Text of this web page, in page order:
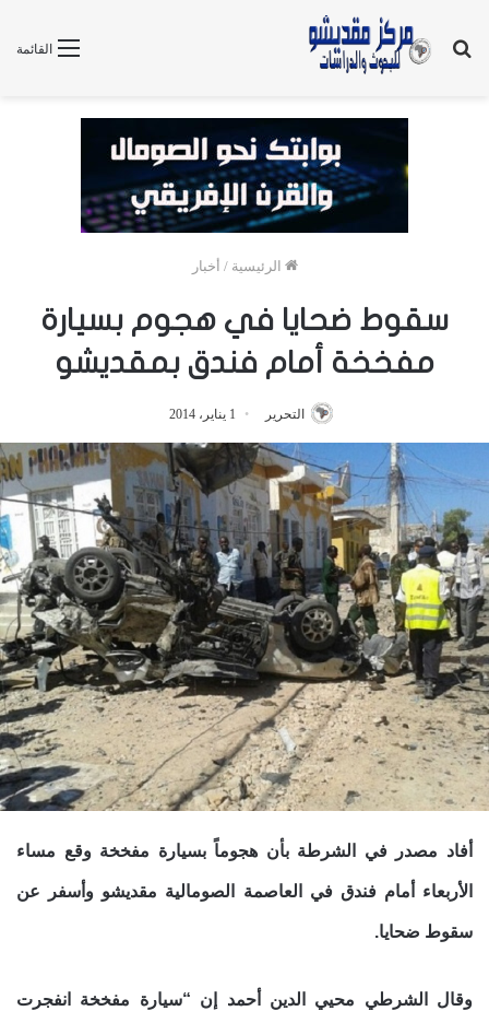
القائمة
بحث
الرئيسية / أخبار
سقوط ضحايا في هجوم بسيارة
مفخخة أمام فندق بمقديشو
التحرير 1 يناير، 2014
أفاد مصدر في الشرطة بأن هجوماً بسيارة مفخخة وقع مساء
الأربعاء أمام فندق في العاصمة الصومالية مقديشو وأسفر عن
سقوط ضحايا.
وقال الشرطي محيي الدين أحمد إن “سيارة مفخخة انفجرت